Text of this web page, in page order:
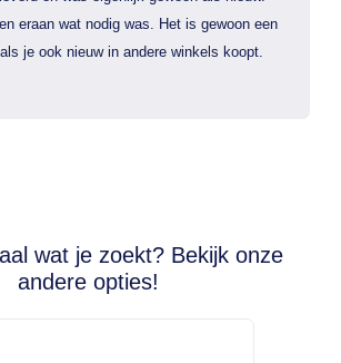
eraan wat nodig was. Het is gewoon een
je ook nieuw in andere winkels koopt.
wat je zoekt? Bekijk onze
andere opties!